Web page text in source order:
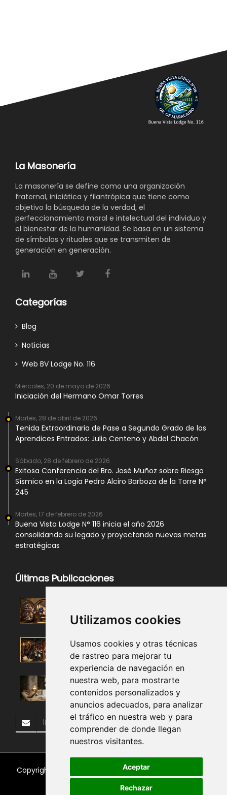
Utilizamos cookies
Usamos cookies y otras técnicas
de rastreo para mejorar tu
experiencia de navegación en
nuestra web, para mostrarte
contenidos personalizados y
anuncios adecuados, para analizar
el tráfico en nuestra web y para
comprender de donde llegan
nuestros visitantes.
Aceptar
Rechazar
La Masonería
La masonería se define como una organización
fraternal, iniciática y filantrópica que tiene como
objetivo la búsqueda de la verdad, el
perfeccionamiento moral e intelectual del individuo y
el bienestar de la humanidad. Se basa en un sistema
de símbolos y rituales que se transmiten de
generación en generación.
Categorías
Blog
Noticias
Web BV Lodge No. 116
Miércoles, 20 de mayo de 2026
Iniciación del Hermano Omar Torres
Martes, 28 de abril de 2026
Tenida Extraordinaria de Pase a Segundo Grado de los
Aprendices Entrados: Julio Centeno y Abdel Chacón
Sábado, 28 de febrero de 2026
Exitosa Conferencia del Bro. José Muñoz sobre Riesgo
Sísmico en la Logia Pedro Alciro Barboza de la Torre N°
245
Martes, 17 de febrero de 2026
Buena Vista Lodge N° 116 inicia el año 2026
consolidando su legado y proyectando nuevas metas
estratégicas
Últimas Publicaciones
Subscribir
Copyright 2018, Todos los Derechos Reservados.
Vista Lodge No. 116.